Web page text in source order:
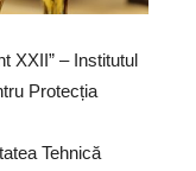
XXII” – Institutul
Protecția
Tehnică